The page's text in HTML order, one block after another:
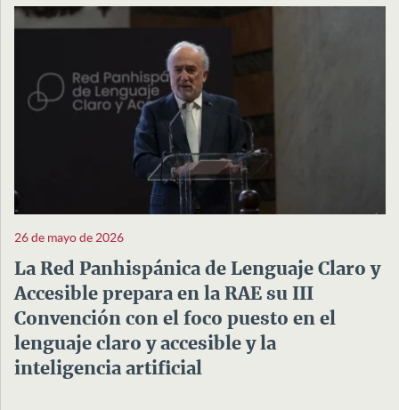
26 de mayo de 2026
La Red Panhispánica de Lenguaje Claro y
Accesible prepara en la RAE su III
Convención con el foco puesto en el
lenguaje claro y accesible y la
inteligencia artificial